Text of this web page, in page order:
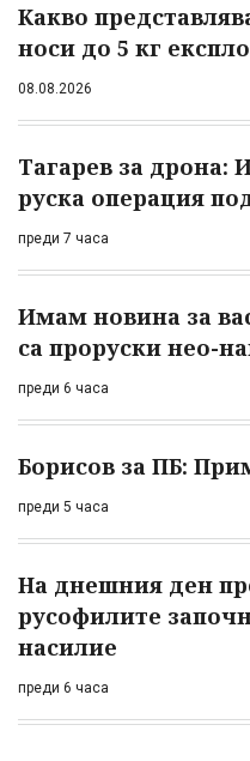
Какво
носи до 5 кг
08.08.2026
Тагарев за дрона:
руска операция
преди 7 часа
Имам новина за
са проруски нео-
преди 6 часа
Борисов за ПБ:
преди 5 часа
На днешния ден
русофилите
насилие
преди 6 часа